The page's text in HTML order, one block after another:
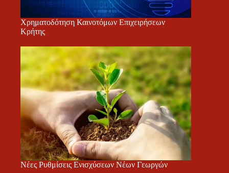
Χρηματοδότηση Καινοτόμων Επιχειρήσεων
Κρήτης
Νέες Ρυθμίσεις Ενισχύσεων Νέων Γεωργών